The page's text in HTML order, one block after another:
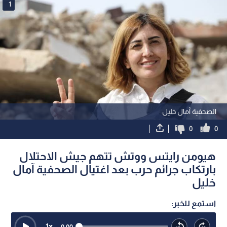
الصحفية آمال خليل
1
0
0
هيومن رايتس ووتش تتهم جيش الاحتلال
بارتكاب جرائم حرب بعد اغتيال الصحفية آمال
خليل
استمع للخبر: